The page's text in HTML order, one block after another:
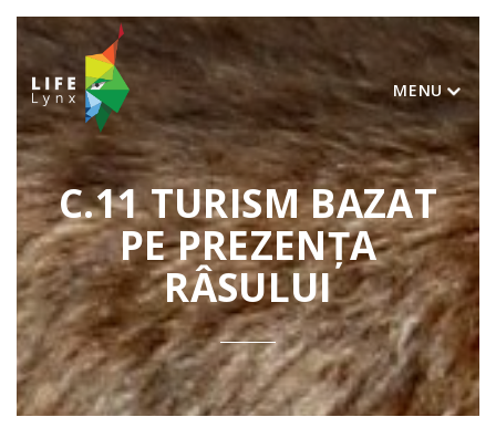
MENU
C.11 TURISM BAZAT
PE PREZENȚA
RÂSULUI